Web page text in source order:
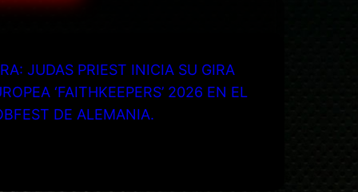
JUDAS PRIEST INICIA SU GIRA
‘FAITHKEEPERS’ 2026 EN EL
DE ALEMANIA.